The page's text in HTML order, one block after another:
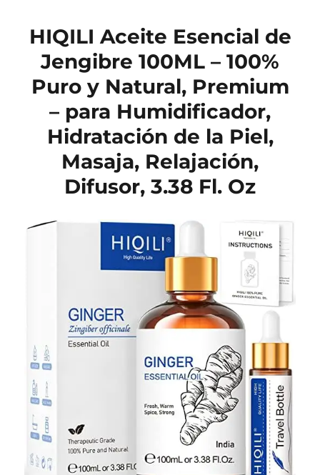
HIQILI Aceite Esencial de
Jengibre 100ML – 100%
Puro y Natural, Premium
– para Humidificador,
Hidratación de la Piel,
Masaja, Relajación,
Difusor, 3.38 Fl. Oz